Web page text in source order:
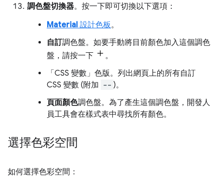
調色盤切換器。按一下即可切換以下選項：
Material 設計色板。
自訂調色盤。如要手動將目前顏色加入這個調色
盤，請按一下
。
「CSS 變數」 色版。列出網頁上的所有自訂
CSS 變數 (附加 -- )。
頁面顏色調色盤。為了產生這個調色盤，開發人
員工具會在樣式表中尋找所有顏色。
選擇色彩空間
如何選擇色彩空間：